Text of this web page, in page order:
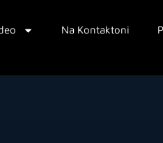
Na Kontaktoni